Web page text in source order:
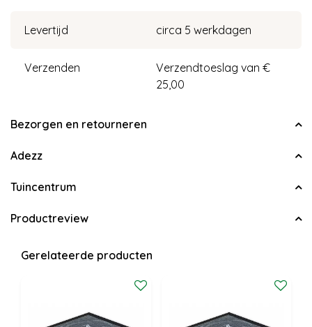
Levertijd circa 5 werkdagen
Verzenden
Verzendtoeslag van €
25,00
Bezorgen en retourneren
Adezz
Tuincentrum
Productreview
Gerelateerde producten